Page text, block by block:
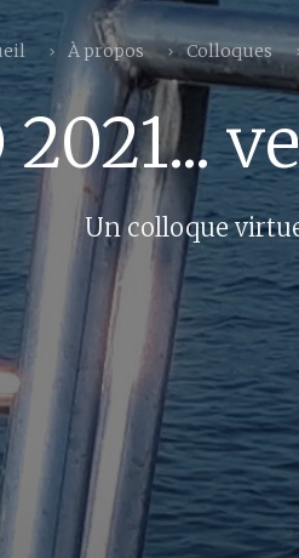
À propos Colloques
Un colloque